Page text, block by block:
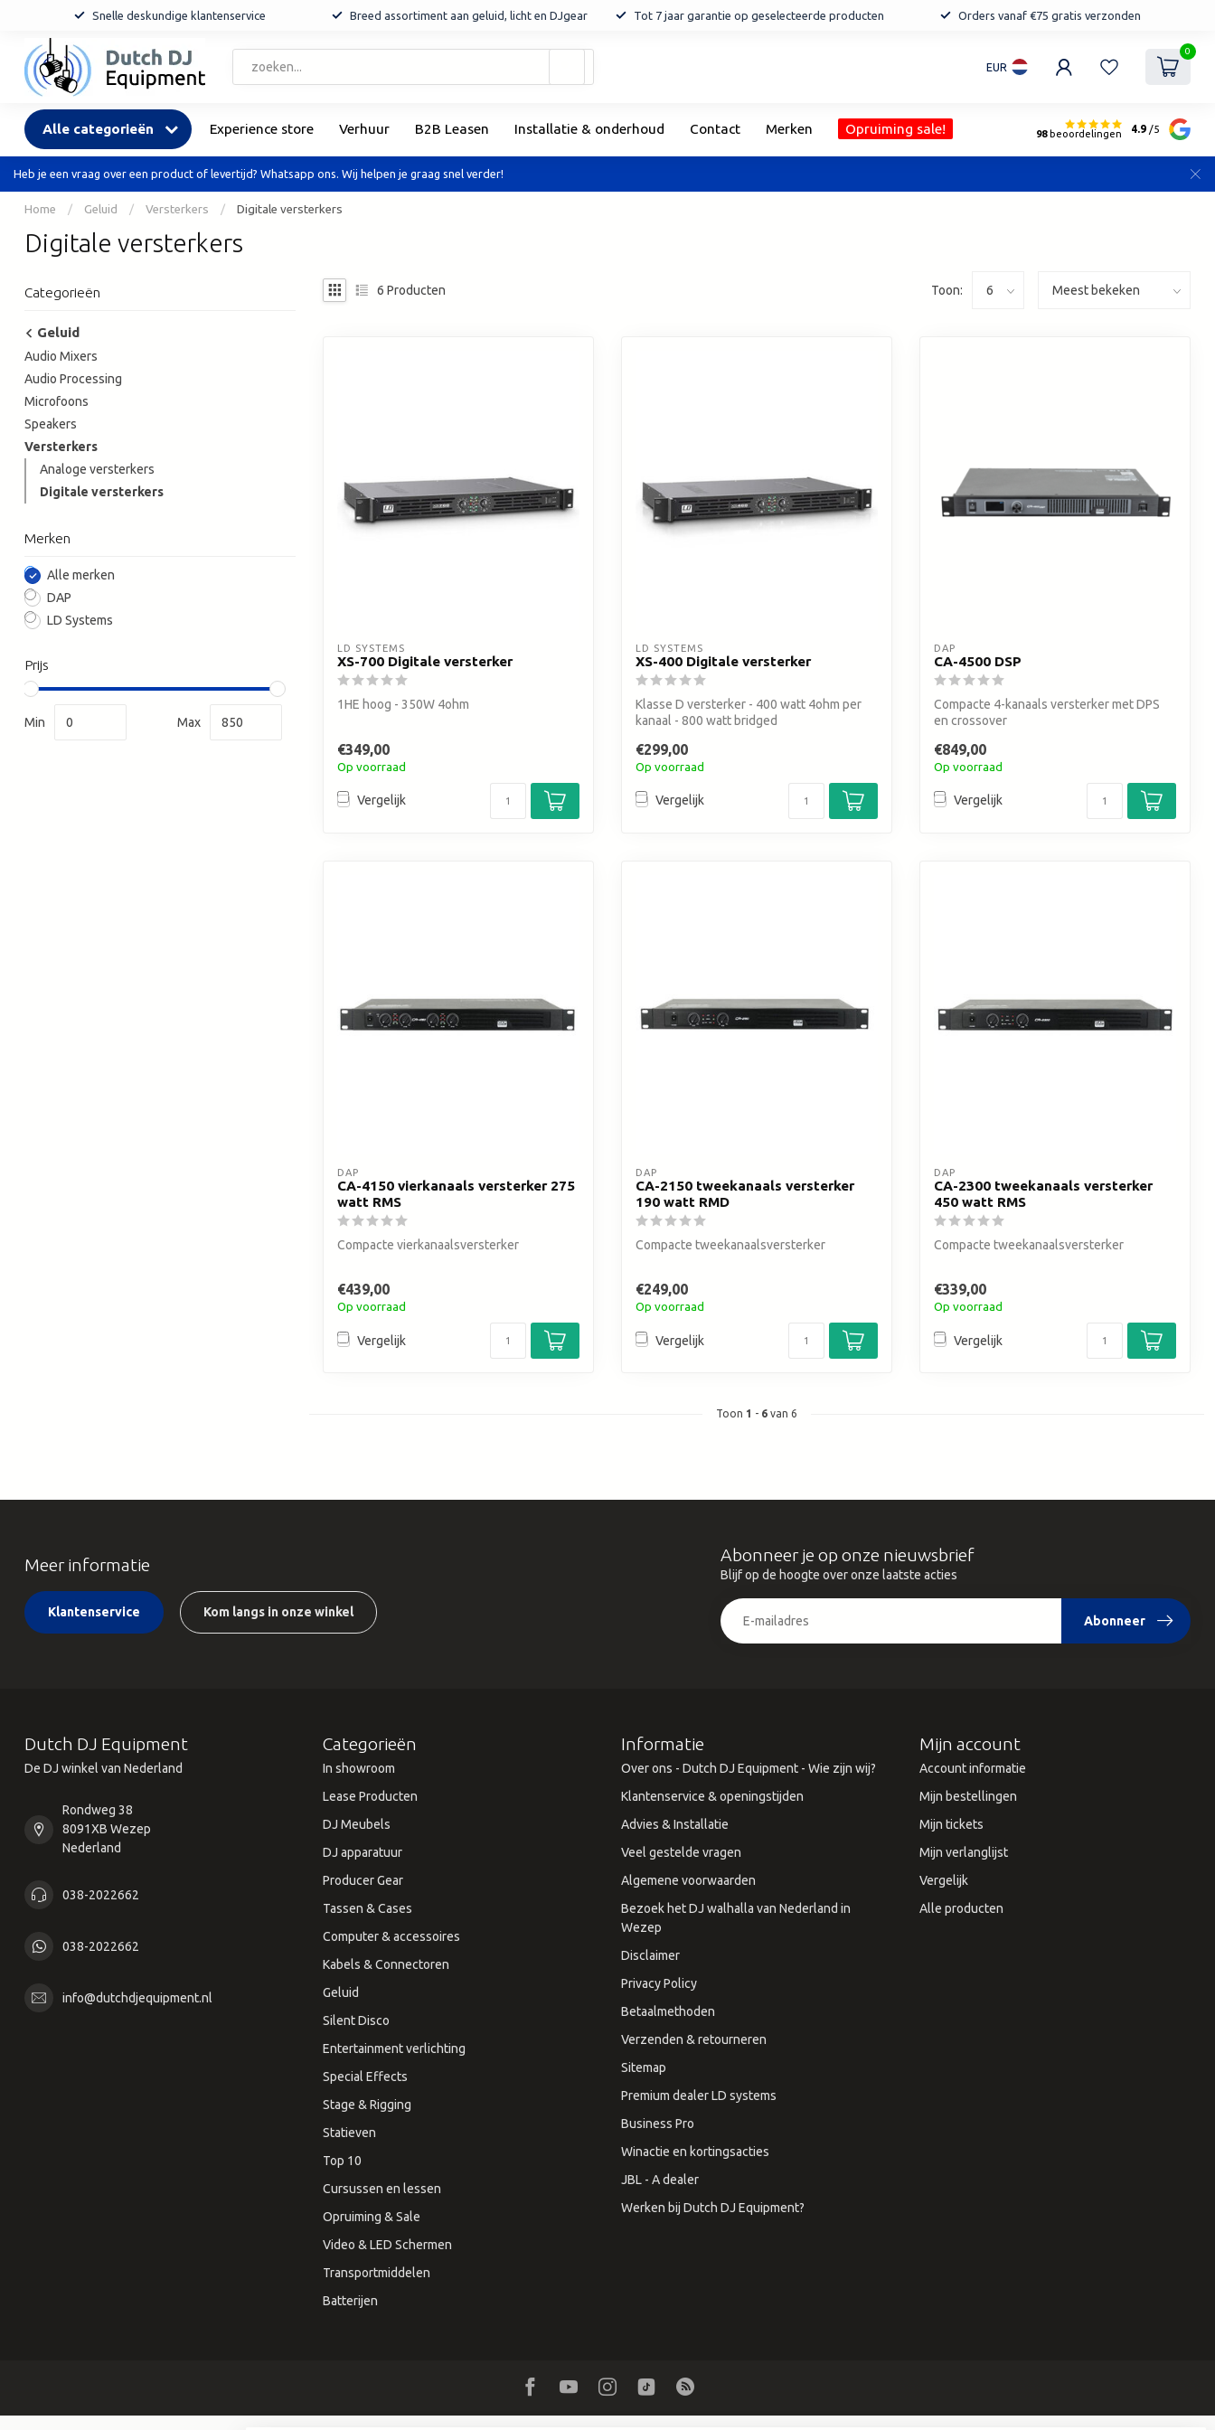
Snelle deskundige klantenservice Breed assortiment aan geluid, licht en DJgear Tot 7 jaar garantie op geselecteerde producten Orders vanaf €75 gratis verzonden
en
een
aanraaktoetsen
swipetekens
gebruiken.
EUR
0
Alle categorieën Experience store Verhuur B2B Leasen Installatie & onderhoud Contact Merken Opruiming sale! 98beoordelingen 4.9 /5
Heb je een vraag over een product of levertijd? Whatsapp ons. Wij helpen je graag snel verder!
Home / Geluid / Versterkers / Digitale versterkers
Digitale versterkers
Categorieën
Geluid
Audio Mixers
Audio Processing
Microfoons
Speakers
Versterkers
Analoge versterkers
Digitale versterkers
Merken
Alle merken
DAP
LD Systems
Prijs
Min Max
6 Producten Toon:
LD SYSTEMS
XS-700 Digitale versterker
1HE hoog - 350W 4ohm
€349,00
Op voorraad
Vergelijk
LD SYSTEMS
XS-400 Digitale versterker
Klasse D versterker - 400 watt 4ohm per
kanaal - 800 watt bridged
€299,00
Op voorraad
Vergelijk
DAP
CA-4500 DSP
Compacte 4-kanaals versterker met DPS
en crossover
€849,00
Op voorraad
Vergelijk
DAP
CA-4150 vierkanaals versterker 275
watt RMS
Compacte vierkanaalsversterker
€439,00
Op voorraad
Vergelijk
DAP
CA-2150 tweekanaals versterker
190 watt RMD
Compacte tweekanaalsversterker
€249,00
Op voorraad
Vergelijk
DAP
CA-2300 tweekanaals versterker
450 watt RMS
Compacte tweekanaalsversterker
€339,00
Op voorraad
Vergelijk
Toon 1 - 6 van 6
Meer informatie
Klantenservice Kom langs in onze winkel
Abonneer je op onze nieuwsbrief
Blijf op de hoogte over onze laatste acties
Abonneer
Dutch DJ Equipment
De DJ winkel van Nederland
Rondweg 38
8091XB Wezep
Nederland
038-2022662
038-2022662
info@dutchdjequipment.nl
Categorieën
In showroom
Lease Producten
DJ Meubels
DJ apparatuur
Producer Gear
Tassen & Cases
Computer & accessoires
Kabels & Connectoren
Geluid
Silent Disco
Entertainment verlichting
Special Effects
Stage & Rigging
Statieven
Top 10
Cursussen en lessen
Opruiming & Sale
Video & LED Schermen
Transportmiddelen
Batterijen
Informatie
Over ons - Dutch DJ Equipment - Wie zijn wij?
Klantenservice & openingstijden
Advies & Installatie
Veel gestelde vragen
Algemene voorwaarden
Bezoek het DJ walhalla van Nederland in
Wezep
Disclaimer
Privacy Policy
Betaalmethoden
Verzenden & retourneren
Sitemap
Premium dealer LD systems
Business Pro
Winactie en kortingsacties
JBL - A dealer
Werken bij Dutch DJ Equipment?
Mijn account
Account informatie
Mijn bestellingen
Mijn tickets
Mijn verlanglijst
Vergelijk
Alle producten